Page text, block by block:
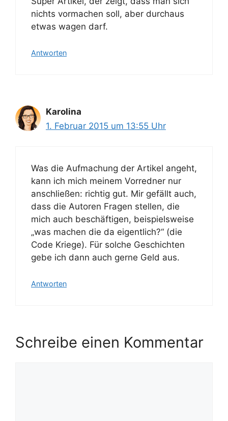
nichts vormachen soll, aber durchaus
etwas wagen darf.
Antworten
Karolina
1. Februar 2015 um 13:55 Uhr
Was die Aufmachung der Artikel angeht,
kann ich mich meinem Vorredner nur
anschließen: richtig gut. Mir gefällt auch,
dass die Autoren Fragen stellen, die
mich auch beschäftigen, beispielsweise
„was machen die da eigentlich?“ (die
Code Kriege). Für solche Geschichten
gebe ich dann auch gerne Geld aus.
Antworten
Schreibe einen Kommentar